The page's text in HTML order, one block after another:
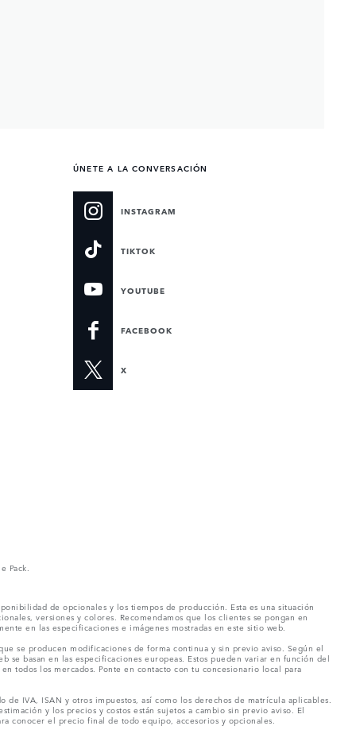
ÚNETE A LA CONVERSACIÓN
INSTAGRAM
TIKTOK
YOUTUBE
FACEBOOK
X
Pack.
de opcionales y los tiempos de producción. Esta es una situación
versiones y colores. Recomendamos que los clientes se pongan en
en las especificaciones e imágenes mostradas en este sitio web.
se producen modificaciones de forma continua y sin previo aviso. Según el
basan en las especificaciones europeas. Estos pueden variar en función del
todos los mercados. Ponte en contacto con tu concesionario local para
IVA, ISAN y otros impuestos, así como los derechos de matrícula aplicables.
y los precios y costos están sujetos a cambio sin previo aviso. El
conocer el precio final de todo equipo, accesorios y opcionales.